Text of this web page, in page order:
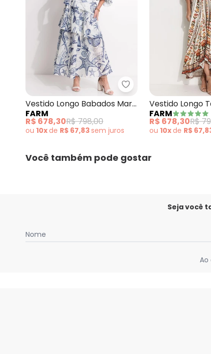
Farm - Vestido Longo
Vestido Longo Babados Mar
de Ondas Bege
FARM
R$ 678,30R$ 798,00
ou 10xde R$ 67,83sem juros
Vestido Longo
Cor Bege
FARM
R$ 678,30R$
ou 10xde R$
Você também pode gostar
Seja você
Nome
Ao